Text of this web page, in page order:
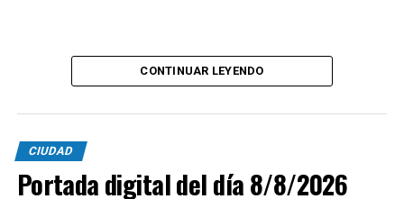
CONTINUAR LEYENDO
CIUDAD
Portada digital del día 8/8/2026